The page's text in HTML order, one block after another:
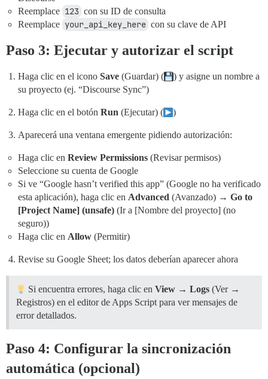
Logger.log("Successfully synced " + (data.length
    Logger.log("Error: " + e.toString());
Reemplace 123 con su ID de consulta
Reemplace your_api_key_here con su clave de API
Paso 3: Ejecutar y autorizar el script
Haga clic en el icono Save (Guardar) (
) y asigne un nombre a
su proyecto (ej. “Discourse Sync”)
Haga clic en el botón Run (Ejecutar) ( )
Aparecerá una ventana emergente pidiendo autorización:
Haga clic en Review Permissions (Revisar permisos)
Seleccione su cuenta de Google
Si ve “Google hasn’t verified this app” (Google no ha verificado
esta aplicación), haga clic en Advanced (Avanzado) → Go to
[Project Name] (unsafe) (Ir a [Nombre del proyecto] (no
seguro))
Haga clic en Allow (Permitir)
Revise su Google Sheet; los datos deberían aparecer ahora
Si encuentra errores, haga clic en View → Logs (Ver →
Registros) en el editor de Apps Script para ver mensajes de
error detallados.
Paso 4: Configurar la sincronización
automática (opcional)